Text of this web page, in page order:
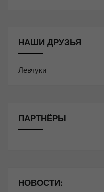
НАШИ ДРУЗЬЯ
Левчуки
ПАРТНЁРЫ
НОВОСТИ: